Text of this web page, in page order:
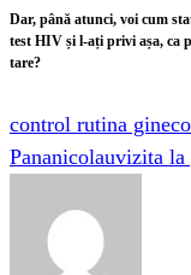
Dar, până atunci, voi cum
test HIV și l-ați privi așa, ca
tare?
control rutina gineco
Pananicolauvizita la